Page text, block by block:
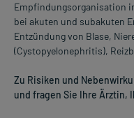
Empfindungsorganisation
bei akuten und subakuten
Entzündung von Blase,
(Cystopyelonephritis),
Zu Risiken und
und fragen Sie Ihre Ärztin,